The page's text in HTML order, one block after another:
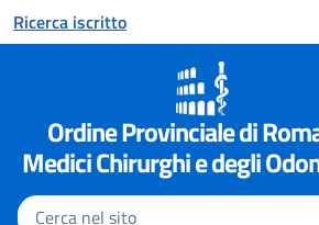
al contenuto principale
Ricerca iscritto
Ordine Provinciale di
Medici Chirurghi e degli
Inserisci